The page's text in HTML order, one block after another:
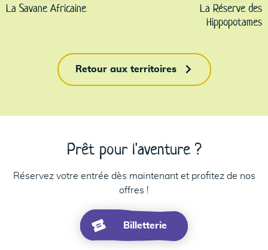
La Savane Africaine
La Réserve des
Hippopotames
Retour aux territoires
Prêt pour l'aventure ?
Réservez votre entrée dès maintenant et profitez de nos
offres !
Billetterie